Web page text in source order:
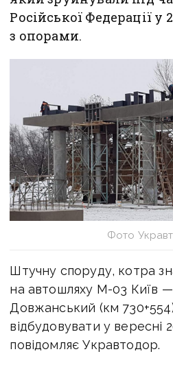
Російської Федерації у
з опорами.
Фото
Штучну споруду, котра
на автошляху М-03 Київ
Довжанський (км
відбудовувати у вересні
повідомляє Укравтодор.